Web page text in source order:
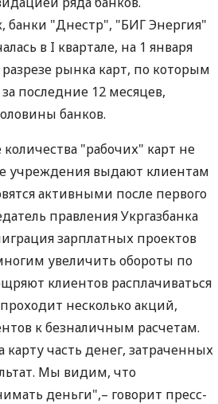
банки "Днестр", "БИГ Энергия"
в I квартале, на 1 января
рынка карт, по которым
последние 12 месяцев,
банков.
"рабочих" карт не
учреждения выдают клиентам
активными после первого
правления Укргазбанка
зарплатных проектов
увеличить обороты по
клиентов расплачиваться
несколько акций,
к безналичным расчетам.
карту часть денег, затраченных
Мы видим, что
деньги",– говорит пресс-